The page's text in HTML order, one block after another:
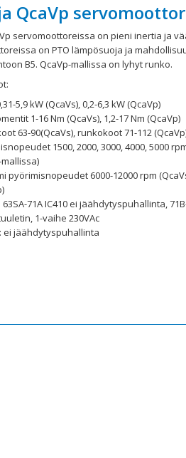
QcaVp
servomoottoreissa on pieni inertia ja
on PTO lämpösuoja ja
B5. QcaVp-mallissa on lyhyt runko.
5,9 kW (QcaVs), 0,2-6,3 kW (QcaVp)
1-16 Nm (QcaVs), 1,2-17 Nm (QcaVp)
63-90(QcaVs), runkokoot 71-112
1500, 2000, 3000, 4000, 5000
pyörimisnopeudet 6000-12000 rpm
63SA-71A IC410 ei jäähdytyspuhallinta,
1-vaihe 230VAc
ei jäähdytyspuhallinta